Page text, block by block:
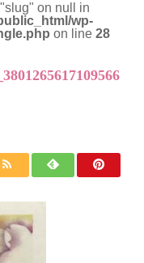
on null in
wp-
on line28